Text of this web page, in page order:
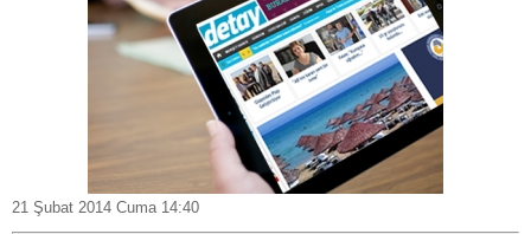
21 Şubat 2014 Cuma 14:40